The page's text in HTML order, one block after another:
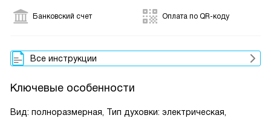
Банковский счет Оплата по QR-коду
Все инструкции
Ключевые особенности
Вид: полноразмерная, Тип духовки: электрическая,